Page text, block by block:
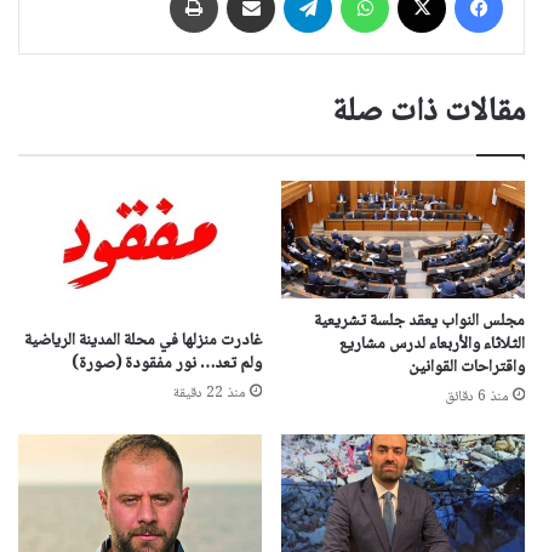
مقالات ذات صلة
مجلس النواب يعقد جلسة تشريعية
الثلاثاء والأربعاء لدرس مشاريع
واقتراحات القوانين
منذ 6 دقائق
غادرت منزلها في محلة المدينة الرياضية
ولم تعد… نور مفقودة (صورة)
منذ 22 دقيقة